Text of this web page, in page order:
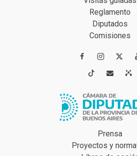
Reglamento
Diputados
Comisiones

 
Prensa
Proyectos y